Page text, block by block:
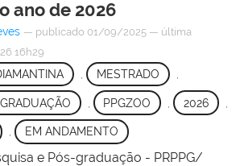
ano de 2026
— publicado 01/09/2025 — última
16h29
MESTRADO
PPGZOO , 2026
, EM ANDAMENTO
e Pós-graduação - PRPPG/